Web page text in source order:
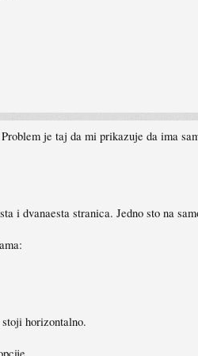
je taj da mi prikazuje da ima
i dvanaesta stranica. Jedno sto na
horizontalno.